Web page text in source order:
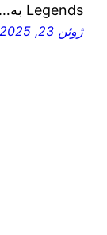
Legends به…
ژوئن 23, 2025